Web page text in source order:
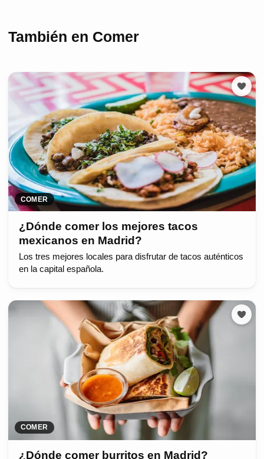
También en Comer
COMER
¿Dónde comer los mejores tacos
mexicanos en Madrid?
Los tres mejores locales para disfrutar de tacos auténticos
en la capital española.
COMER
¿Dónde comer burritos en Madrid?